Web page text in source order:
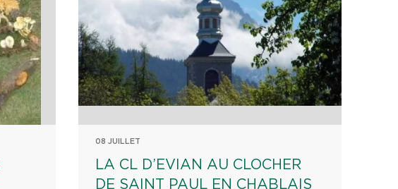
08 JUILLET
LA CL D’EVIAN AU CLOCHER
DE SAINT PAUL EN CHABLAIS